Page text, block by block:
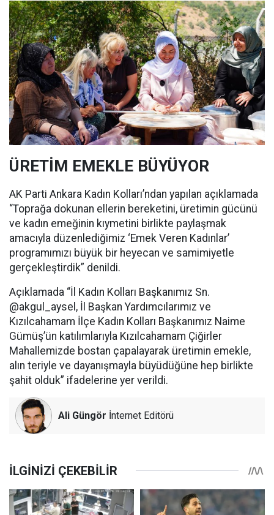
ÜRETİM EMEKLE BÜYÜYOR
AK Parti Ankara Kadın Kolları’ndan yapılan açıklamada
“Toprağa dokunan ellerin bereketini, üretimin gücünü
ve kadın emeğinin kıymetini birlikte paylaşmak
amacıyla düzenlediğimiz ‘Emek Veren Kadınlar’
programımızı büyük bir heyecan ve samimiyetle
gerçekleştirdik” denildi.
Açıklamada “İl Kadın Kolları Başkanımız Sn.
@akgul_aysel, İl Başkan Yardımcılarımız ve
Kızılcahamam İlçe Kadın Kolları Başkanımız Naime
Gümüş’ün katılımlarıyla Kızılcahamam Çiğirler
Mahallemizde bostan çapalayarak üretimin emekle,
alın teriyle ve dayanışmayla büyüdüğüne hep birlikte
şahit olduk” ifadelerine yer verildi.
Ali Güngör İnternet Editörü